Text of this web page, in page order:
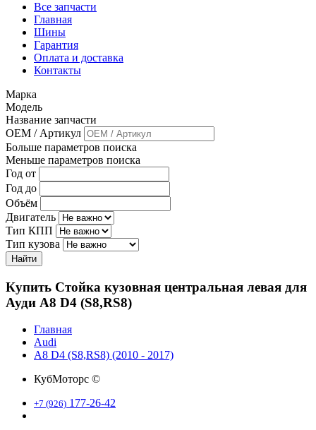
Все запчасти
Главная
Шины
Гарантия
Оплата и доставка
Контакты
Марка
Модель
Название запчасти
OEM / Артикул
Больше параметров поиска
Меньше параметров поиска
Год от
Год до
Объём
Двигатель
Тип КПП
Тип кузова
Найти
Купить Стойка кузовная центральная левая для
Ауди A8 D4 (S8,RS8)
Главная
Audi
A8 D4 (S8,RS8) (2010 - 2017)
КубМоторс ©
+7 (926) 177-26-42